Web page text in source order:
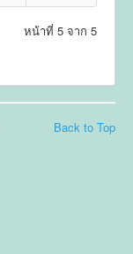
หน้าที่ 5 จาก 5
Back to Top